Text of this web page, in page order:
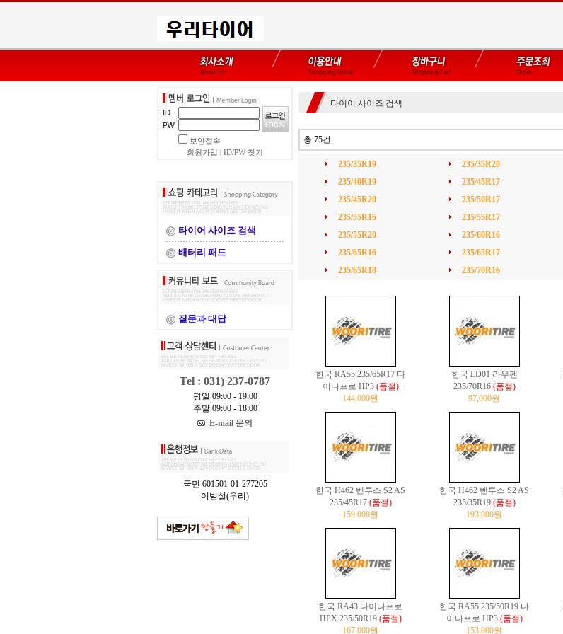
보안접속
회원가입
ID/PW 찾기
타이어 사이즈 검색
배터리 패드
질문과 대답
Tel : 031) 237-0787
평일 09:00 - 19:00
주말 09:00 - 18:00
E-mail 문의
국민 601501-01-277205
이범설(우리)
타이어 사이즈 검색
총 75건
235/35R19 235/35R20
235/40R19
235/45R17
235/45R20
235/50R17
235/55R16
235/55R17
235/55R20
235/60R16
235/65R16
235/65R17
235/65R18
235/70R16
한국 RA55 235/65R17 다
이나프로 HP3 (품절)
144,000원
한국 LD01 라우펜
235/70R16 (품절)
97,000원
한국 H462 벤투스 S2 AS
235/45R17 (품절)
159,000원
한국 H462 벤투스 S2 AS
235/35R19 (품절)
193,000원
한국 RA43 다이나프로
HPX 235/50R19 (품절)
167,000원
한국 RA55 235/50R19 다
이나프로 HP3 (품절)
153,000원